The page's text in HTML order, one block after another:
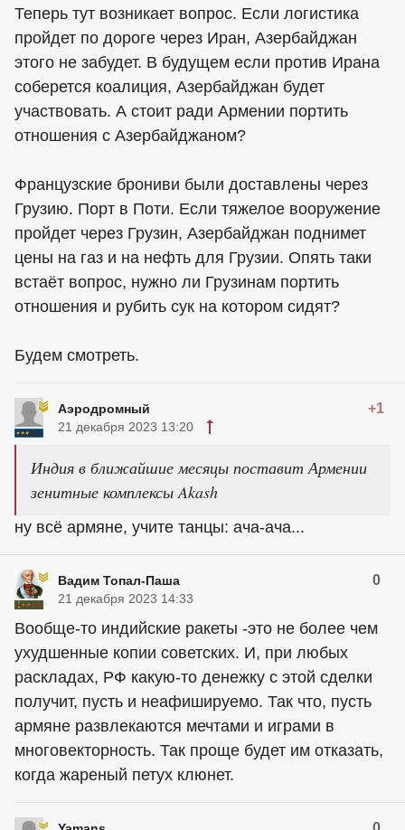
Теперь тут возникает вопрос. Если логистика
пройдет по дороге через Иран, Азербайджан
этого не забудет. В будущем если против Ирана
соберется коалиция, Азербайджан будет
участвовать. А стоит ради Армении портить
отношения с Азербайджаном?
Французские брониви были доставлены через
Грузию. Порт в Поти. Если тяжелое вооружение
пройдет через Грузин, Азербайджан поднимет
цены на газ и на нефть для Грузии. Опять таки
встаёт вопрос, нужно ли Грузинам портить
отношения и рубить сук на котором сидят?
Будем смотреть.
Аэродромный +1
21 декабря 2023 13:20
Индия в ближайшие месяцы поставит Армении
зенитные комплексы Akash
ну всё армяне, учите танцы: ача-ача...
Вадим Топал-Паша 0
21 декабря 2023 14:33
Вообще-то индийские ракеты -это не более чем
ухудшенные копии советских. И, при любых
раскладах, РФ какую-то денежку с этой сделки
получит, пусть и неафишируемо. Так что, пусть
армяне развлекаются мечтами и играми в
многовекторность. Так проще будет им отказать,
когда жареный петух клюнет.